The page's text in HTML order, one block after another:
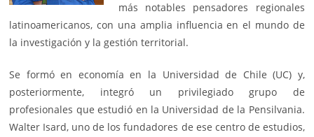
más notables pensadores regionales
latinoamericanos, con una amplia influencia en el mundo de
la investigación y la gestión territorial.
Se formó en economía en la Universidad de Chile (UC) y,
posteriormente, integró un privilegiado grupo de
profesionales que estudió en la Universidad de la Pensilvania.
Walter Isard, uno de los fundadores de ese centro de estudios,